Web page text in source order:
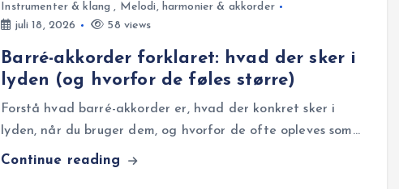
Instrumenter & klang , Melodi, harmonier & akkorder
juli 18, 2026
58 views
Barré-akkorder forklaret: hvad der sker i
lyden (og hvorfor de føles større)
Forstå hvad barré-akkorder er, hvad der konkret sker i
lyden, når du bruger dem, og hvorfor de ofte opleves som…
Continue reading